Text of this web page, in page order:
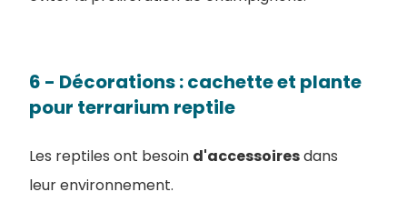
6 - Décorations : cachette et plante
pour terrarium reptile
Les reptiles ont besoin d'accessoiresdans
leur environnement.